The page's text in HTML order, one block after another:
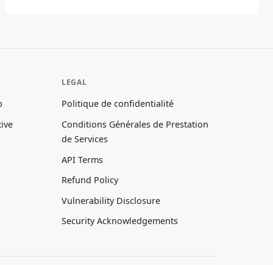
LEGAL
Politique de confidentialité
Conditions Générales de Prestation
de Services
API Terms
Refund Policy
Vulnerability Disclosure
Security Acknowledgements